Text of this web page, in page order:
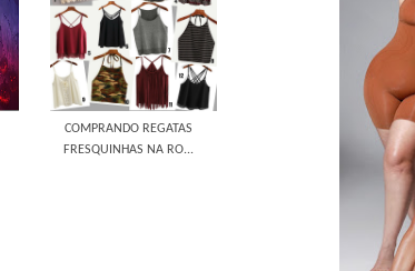
COMPRANDO REGATAS
FRESQUINHAS NA RO...